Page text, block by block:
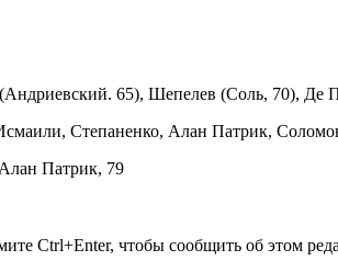
65), Шепелев (Соль, 70), Де
Степаненко, Алан Патрик,
Патрик, 79
Ctrl+Enter, чтобы сообщить об этом